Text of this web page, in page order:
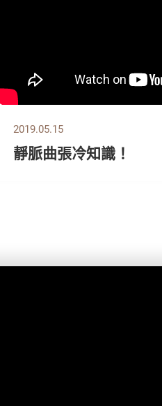
2019.05.15
靜脈曲張冷知識！